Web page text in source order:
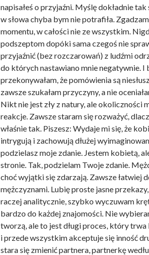
napisałeś o przyjaźni. Myślę dokładnie
w słowa chyba bym nie potrafiła.
momentu, w całości nie ze wszystkim.
podszeptom dopóki sama czegoś nie
przyjaźnić (bez rozczarowań) z ludźmi
do których nastawiano mnie negatywnie. I
przekonywałam, że pomówienia są
zawsze szukałam przyczyny, a nie
Nikt nie jest zły z natury, ale okoliczności
reakcje. Zawsze staram się rozważyć,
właśnie tak. Piszesz: Wydaje mi się, że
intrygują i zachowują dłużej
podzielasz moje zdanie. Jestem kobietą,
stronie. Tak, podzielam Twoje zdanie.
choć wyjątki się zdarzają. Zawsze łatwiej
mężczyznami. Lubię proste jasne
raczej analitycznie, szybko wyczuwam
bardzo do każdej znajomości. Nie
tworzą, ale to jest długi proces, który trwa
i przede wszystkim akceptuje się inność
stara się zmienić partnera, partnerkę